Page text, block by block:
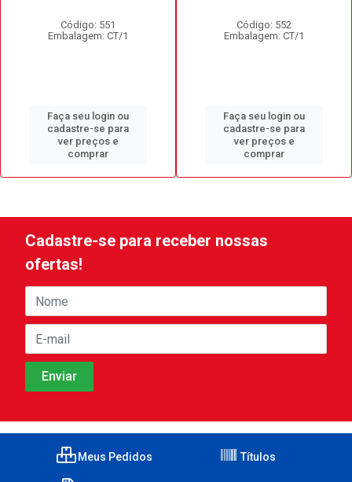
Código: 551
Embalagem: CT/1
Faça seu login ou
cadastre-se para
ver preços e
comprar
Código: 552
Embalagem: CT/1
Faça seu login ou
cadastre-se para
ver preços e
comprar
Cadastre-se para receber nossas
ofertas!
Meus Pedidos Títulos